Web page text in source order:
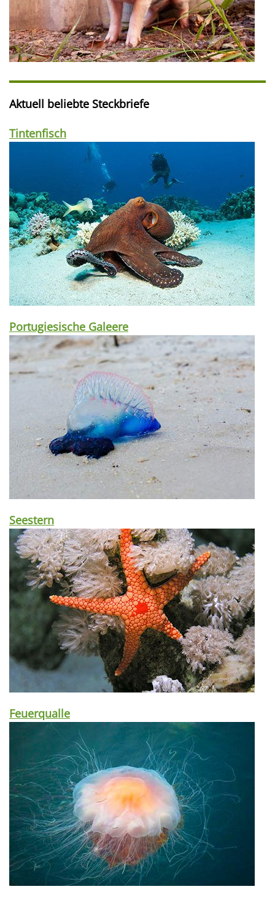
Aktuell beliebte Steckbriefe
Tintenfisch
Portugiesische Galeere
Seestern
Feuerqualle